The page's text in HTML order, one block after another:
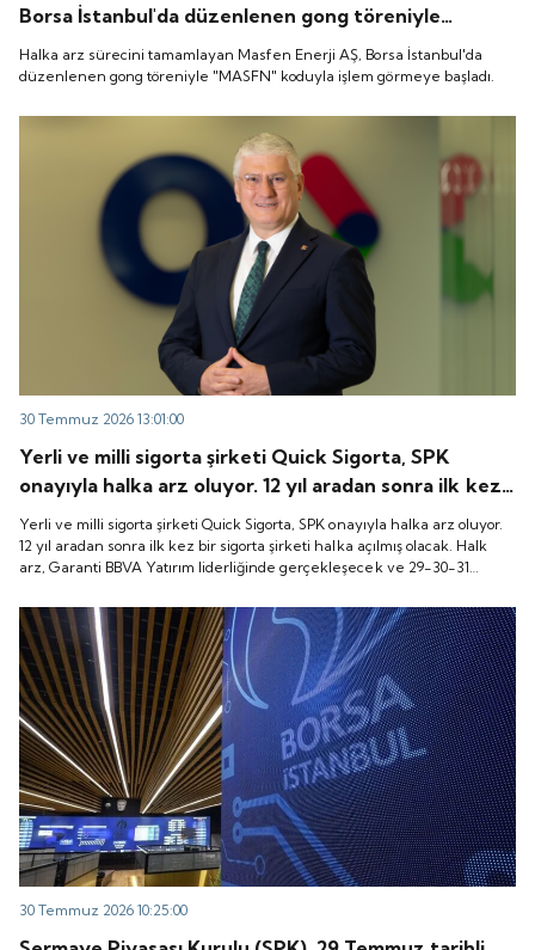
Borsa İstanbul'da düzenlenen gong töreniyle
"MASFN" koduyla işlem görmeye başladı.
Halka arz sürecini tamamlayan Masfen Enerji AŞ, Borsa İstanbul'da
düzenlenen gong töreniyle "MASFN" koduyla işlem görmeye başladı.
30 Temmuz 2026 13:01:00
Yerli ve milli sigorta şirketi Quick Sigorta, SPK
onayıyla halka arz oluyor. 12 yıl aradan sonra ilk kez
bir sigorta şirketi halka açılmış olacak. Halk arz,
Garanti BBVA Yatırım liderliğinde gerçekleşecek ve
29-30-31 Temmuz 2026 tarihlerinde talep
ile Quick Sigorta işlem görmeye başlayacak.
Yerli ve milli sigorta şirketi Quick Sigorta, SPK onayıyla halka arz oluyor.
12 yıl aradan sonra ilk kez bir sigorta şirketi halka açılmış olacak. Halk
arz, Garanti BBVA Yatırım liderliğinde gerçekleşecek ve 29-30-31
“Gong Töreni” ile Quick Sigorta işlem görmeye başlayacak.
30 Temmuz 2026 10:25:00